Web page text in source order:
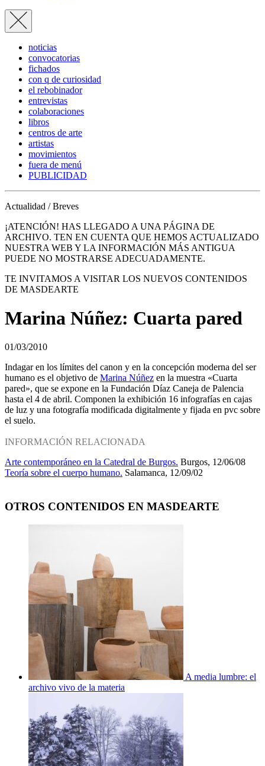
noticias
convocatorias
fichados
con q de curiosidad
el rebobinador
entrevistas
colaboraciones
libros
centros de arte
artistas
movimientos
fuera de menú
PUBLICIDAD
Actualidad / Breves
¡ATENCIÓN! HAS LLEGADO A UNA PÁGINA DE
ARCHIVO. TEN EN CUENTA QUE HEMOS ACTUALIZADO
NUESTRA WEB Y LA INFORMACIÓN MÁS ANTIGUA
PUEDE NO MOSTRARSE ADECUADAMENTE.
TE INVITAMOS A VISITAR LOS NUEVOS CONTENIDOS
DE MASDEARTE
Marina Núñez: Cuarta pared
01/03/2010
Indagar en los límites del canon y en la concepción moderna del ser
humano es el objetivo de Marina Núñez en la muestra «Cuarta
pared», que se expone en la Fundación Díaz Caneja de Palencia
hasta el 4 de abril. Componen la exhibición 16 infografías en cajas
de luz y una fotografía modificada digitalmente y fijada en pvc sobre
el suelo.
INFORMACIÓN RELACIONADA
Arte contemporáneo en la Catedral de Burgos. Burgos, 12/06/08
Teoría sobre el cuerpo humano. Salamanca, 12/09/02
OTROS CONTENIDOS EN MASDEARTE
A media lumbre: el
archivo vivo de la materia